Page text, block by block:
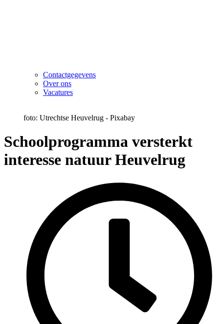
Contactgegevens
Over ons
Vacatures
foto: Utrechtse Heuvelrug - Pixabay
Schoolprogramma versterkt
interesse natuur Heuvelrug